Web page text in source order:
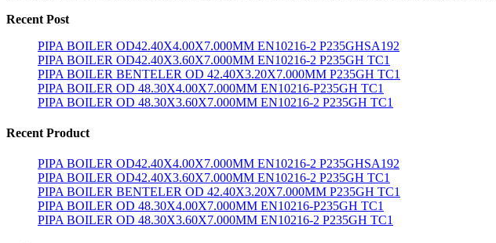
Recent Post
PIPA BOILER OD42.40X4.00X7.000MM EN10216-2 P235GHSA192
PIPA BOILER OD42.40X3.60X7.000MM EN10216-2 P235GH TC1
PIPA BOILER BENTELER OD 42.40X3.20X7.000MM P235GH TC1
PIPA BOILER OD 48.30X4.00X7.000MM EN10216-P235GH TC1
PIPA BOILER OD 48.30X3.60X7.000MM EN10216-2 P235GH TC1
Recent Product
PIPA BOILER OD42.40X4.00X7.000MM EN10216-2 P235GHSA192
PIPA BOILER OD42.40X3.60X7.000MM EN10216-2 P235GH TC1
PIPA BOILER BENTELER OD 42.40X3.20X7.000MM P235GH TC1
PIPA BOILER OD 48.30X4.00X7.000MM EN10216-P235GH TC1
PIPA BOILER OD 48.30X3.60X7.000MM EN10216-2 P235GH TC1